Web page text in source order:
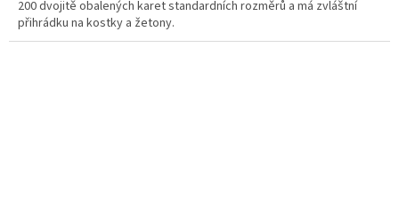
200 dvojitě obalených karet standardních rozměrů a má zvláštní
přihrádku na kostky a žetony.